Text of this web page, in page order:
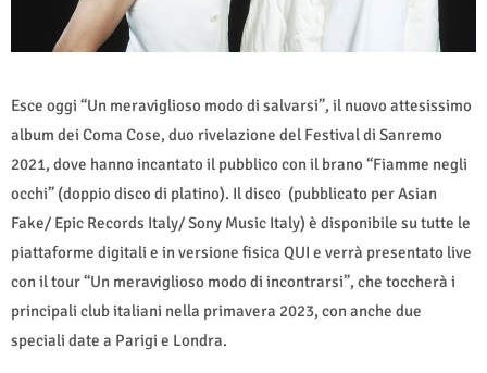
Esce oggi “Un meraviglioso modo di salvarsi”, il nuovo attesissimo
album dei Coma Cose, duo rivelazione del Festival di Sanremo
2021, dove hanno incantato il pubblico con il brano “Fiamme negli
occhi” (doppio disco di platino). Il disco (pubblicato per Asian
Fake/ Epic Records Italy/ Sony Music Italy) è disponibile su tutte le
piattaforme digitali e in versione fisica QUI e verrà presentato live
con il tour “Un meraviglioso modo di incontrarsi”, che toccherà i
principali club italiani nella primavera 2023, con anche due
speciali date a Parigi e Londra.